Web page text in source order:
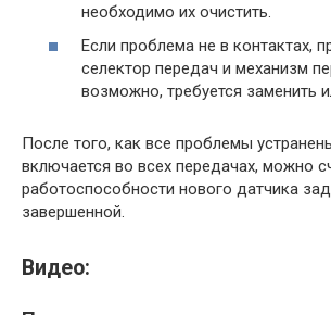
необходимо их очистить.
Если проблема не в контактах,
селектор передач и механизм
возможно, требуется заменить
После того, как все проблемы
включается во всех передачах, можно
работоспособности нового датчика
завершенной.
Видео: